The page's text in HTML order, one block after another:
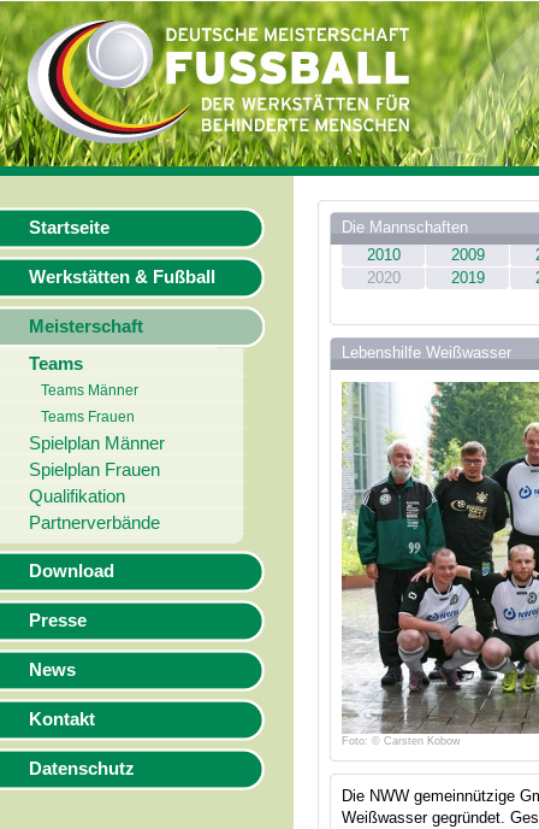
Startseite
Werkstätten & Fußball
Meisterschaft
Teams
Teams Männer
Teams Frauen
Spielplan Männer
Spielplan Frauen
Qualifikation
Partnerverbände
Download
Presse
News
Kontakt
Datenschutz
Die Mannschaften
2010
2009
2020
2019
Lebenshilfe Weißwasser
Foto: © Carsten Kobow
Die NWW gemeinnützige
Weißwasser gegründet.